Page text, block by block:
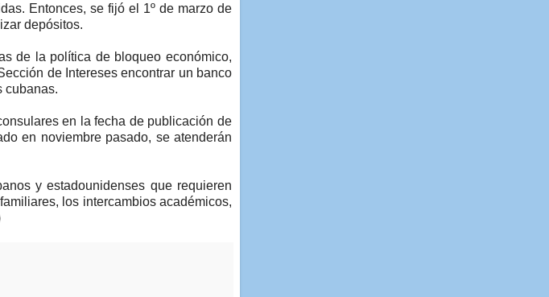
Entonces, se fijó el 1º de marzo de
depósitos.
de la política de bloqueo económico,
de Intereses encontrar un banco
cubanas.
en la fecha de publicación de
en noviembre pasado, se atenderán
y estadounidenses que requieren
los intercambios académicos,